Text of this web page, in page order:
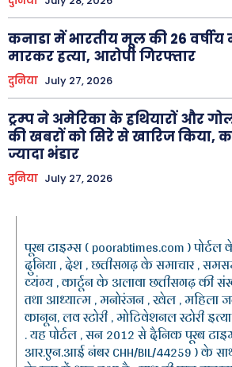
कनाडा में भारतीय मूल की 26 वर्षीय
मारकर हत्या, आरोपी गिरफ्तार
दुनिया July 27, 2026
ट्रम्प ने अमेरिका के हथियारों और
की खबरों को सिरे से खारिज किया,
ज्यादा भंडार
दुनिया July 27, 2026
पूरब टाइम्स ( poorabtimes.com )
दुनिया , देश , छत्तीसगढ़ के समाचार ,
व्यंग्य , कार्टून के अलावा छत्तीसगढ़ की
तथा आध्यात्म , मनोरंजन , खेल , महिला
कानून, लव स्टोरी , मोटिवेशनल स्टोरी
. यह पोर्टल , सन 2012 से दैनिक पूरब
आर.एन.आई नंबर CHH/BIL/44259 ) के